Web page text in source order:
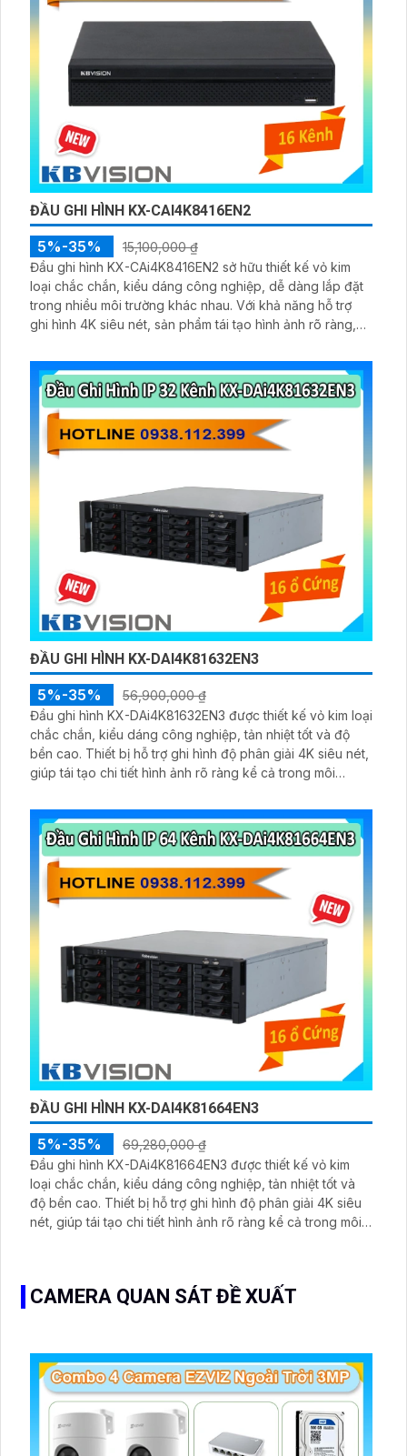
ĐẦU GHI HÌNH KX-CAI4K8416EN2
5%-35%
15,100,000 ₫
Đầu ghi hình KX-CAi4K8416EN2 sở hữu thiết kế vỏ kim
loại chắc chắn, kiểu dáng công nghiệp, dễ dàng lắp đặt
trong nhiều môi trường khác nhau. Với khả năng hỗ trợ
ghi hình 4K siêu nét, sản phẩm tái tạo hình ảnh rõ ràng,
ĐẦU GHI HÌNH KX-DAI4K81632EN3
5%-35%
56,900,000 ₫
Đầu ghi hình KX-DAi4K81632EN3 được thiết kế vỏ kim loại
chắc chắn, kiểu dáng công nghiệp, tản nhiệt tốt và độ
bền cao. Thiết bị hỗ trợ ghi hình độ phân giải 4K siêu nét,
giúp tái tạo chi tiết hình ảnh rõ ràng kể cả trong môi
ĐẦU GHI HÌNH KX-DAI4K81664EN3
5%-35%
69,280,000 ₫
Đầu ghi hình KX-DAi4K81664EN3 được thiết kế vỏ kim
loại chắc chắn, kiểu dáng công nghiệp, tản nhiệt tốt và
độ bền cao. Thiết bị hỗ trợ ghi hình độ phân giải 4K siêu
nét, giúp tái tạo chi tiết hình ảnh rõ ràng kể cả trong môi
CAMERA QUAN SÁT ĐỀ XUẤT